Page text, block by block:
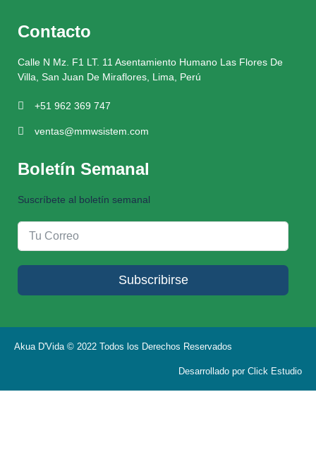
Contacto
Calle N Mz. F1 LT. 11 Asentamiento Humano Las Flores De
Villa, San Juan De Miraflores, Lima, Perú
+51 962 369 747
ventas@mmwsistem.com
Boletín Semanal
Suscríbete al boletín semanal
Subscribirse
Akua D'Vida © 2022 Todos los Derechos Reservados
Desarrollado por Click Estudio